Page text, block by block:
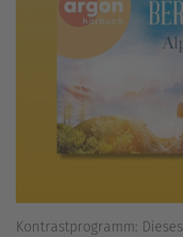
Kontrastprogramm: